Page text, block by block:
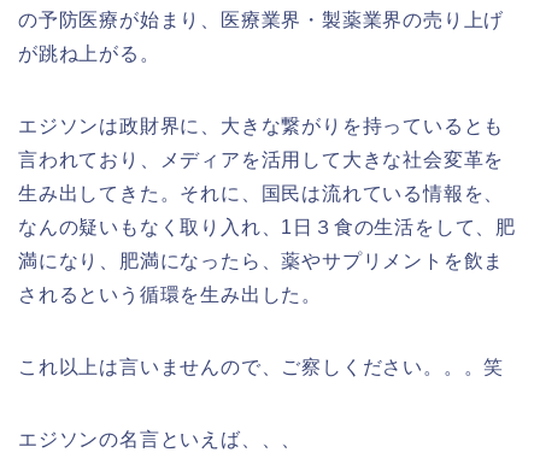
の予防医療が始まり、医療業界・製薬業界の売り上げ
が跳ね上がる。
エジソンは政財界に、大きな繋がりを持っているとも
言われており、メディアを活用して大きな社会変革を
生み出してきた。それに、国民は流れている情報を、
なんの疑いもなく取り入れ、1日３食の生活をして、肥
満になり、肥満になったら、薬やサプリメントを飲ま
されるという循環を生み出した。
これ以上は言いませんので、ご察しください。。。笑
エジソンの名言といえば、、、